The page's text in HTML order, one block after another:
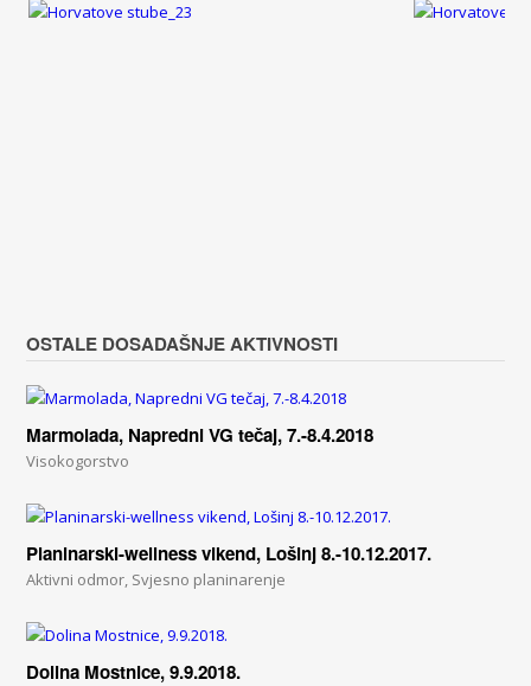
OSTALE DOSADAŠNJE AKTIVNOSTI
Marmolada, Napredni VG tečaj, 7.-8.4.2018
Visokogorstvo
Planinarski-wellness vikend, Lošinj 8.-10.12.2017.
Aktivni odmor, Svjesno planinarenje
Dolina Mostnice, 9.9.2018.